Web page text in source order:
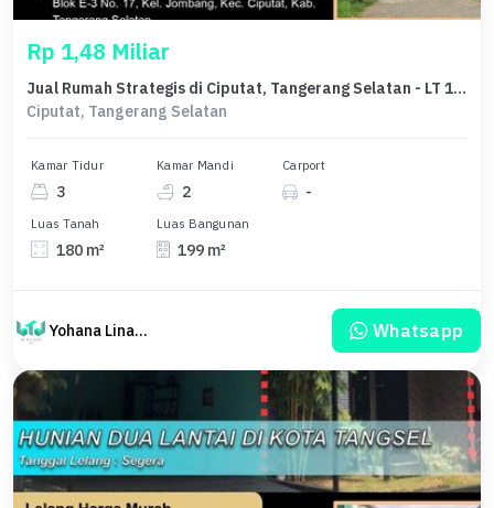
Rp 1,48 Miliar
Jual Rumah Strategis di Ciputat, Tangerang Selatan - LT 180m²
Ciputat, Tangerang Selatan
Kamar Tidur
3
Kamar Mandi
2
Carport
-
Luas Tanah
180 m²
Luas Bangunan
199 m²
Yohana Linawati Sutanto Whatsapp